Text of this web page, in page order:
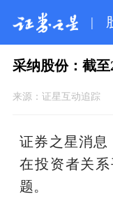
|
采纳股份：截至
来源： 证星互动追踪
证券之星消息
在投资者关
题。